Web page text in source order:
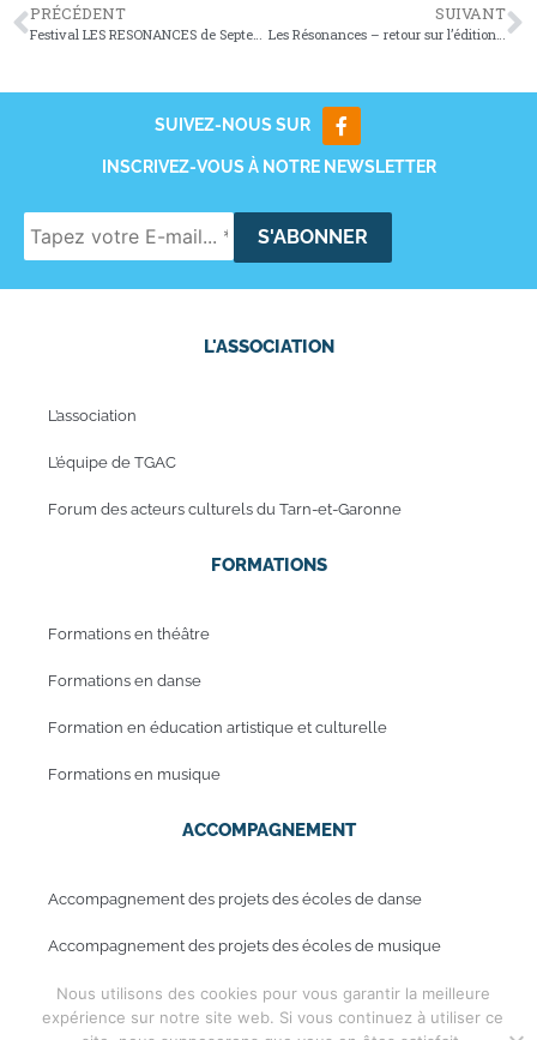
PRÉCÉDENT
Festival LES RESONANCES de Septembre 2016
SUIVANT
Les Résonances – retour sur l’édition de septembre 2016
SUIVEZ-NOUS SUR
INSCRIVEZ-VOUS À NOTRE NEWSLETTER
L'ASSOCIATION
L’association
L’équipe de TGAC
Forum des acteurs culturels du Tarn-et-Garonne
FORMATIONS
Formations en théâtre
Formations en danse
Formation en éducation artistique et culturelle
Formations en musique
ACCOMPAGNEMENT
Accompagnement des projets des écoles de danse
Accompagnement des projets des écoles de musique
Mentions légales
Nous utilisons des cookies pour vous garantir la meilleure
expérience sur notre site web. Si vous continuez à utiliser ce